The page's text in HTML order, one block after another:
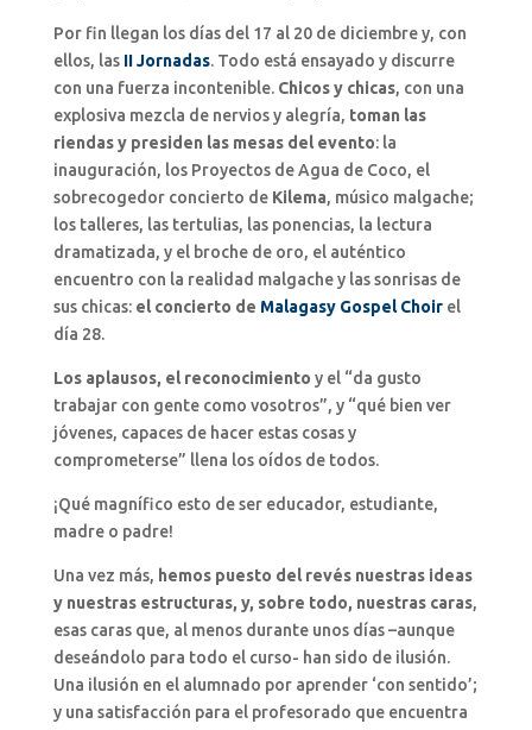
Por fin llegan los días del 17 al 20 de diciembre y, con
ellos, las II Jornadas. Todo está ensayado y discurre
con una fuerza incontenible. Chicos y chicas, con una
explosiva mezcla de nervios y alegría, toman las
riendas y presiden las mesas del evento: la
inauguración, los Proyectos de Agua de Coco, el
sobrecogedor concierto de Kilema, músico malgache;
los talleres, las tertulias, las ponencias, la lectura
dramatizada, y el broche de oro, el auténtico
encuentro con la realidad malgache y las sonrisas de
sus chicas: el concierto de Malagasy Gospel Choir el
día 28.
Los aplausos, el reconocimiento y el “da gusto
trabajar con gente como vosotros”, y “qué bien ver
jóvenes, capaces de hacer estas cosas y
comprometerse” llena los oídos de todos.
¡Qué magnífico esto de ser educador, estudiante,
madre o padre!
Una vez más, hemos puesto del revés nuestras ideas
y nuestras estructuras, y, sobre todo, nuestras caras,
esas caras que, al menos durante unos días –aunque
deseándolo para todo el curso- han sido de ilusión.
Una ilusión en el alumnado por aprender ‘con sentido’;
y una satisfacción para el profesorado que encuentra